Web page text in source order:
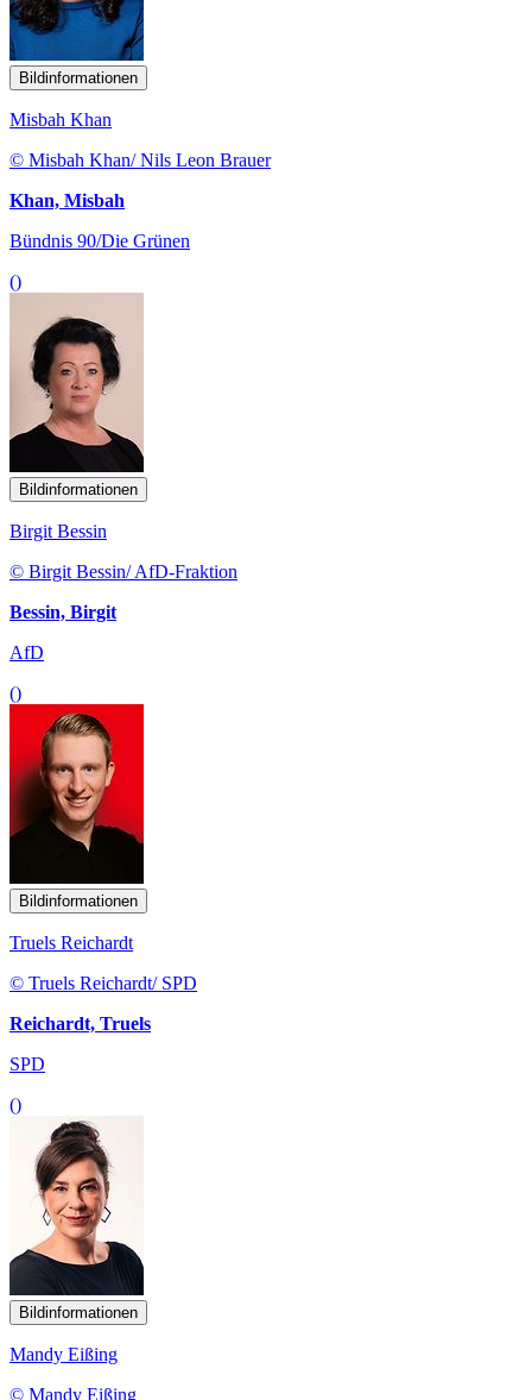
Bildinformationen
Misbah Khan
© Misbah Khan/ Nils Leon Brauer
Khan, Misbah
Bündnis 90/Die Grünen
()
Bildinformationen
Birgit Bessin
© Birgit Bessin/ AfD-Fraktion
Bessin, Birgit
AfD
()
Bildinformationen
Truels Reichardt
© Truels Reichardt/ SPD
Reichardt, Truels
SPD
()
Bildinformationen
Mandy Eißing
© Mandy Eißing